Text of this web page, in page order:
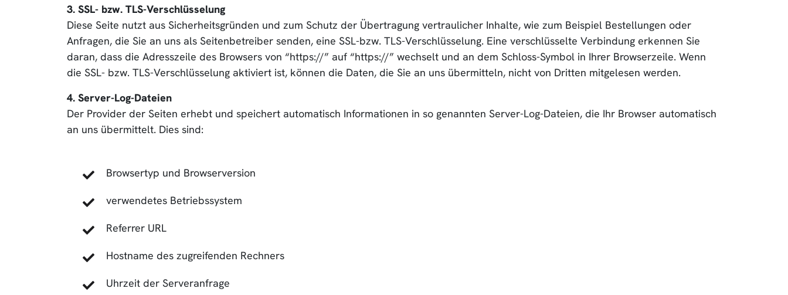
3. SSL- bzw. TLS-Verschlüsselung
Diese Seite nutzt aus Sicherheitsgründen und zum Schutz der Übertragung vertraulicher Inhalte, wie zum Beispiel Bestellungen oder
Anfragen, die Sie an uns als Seitenbetreiber senden, eine SSL-bzw. TLS-Verschlüsselung. Eine verschlüsselte Verbindung erkennen Sie
daran, dass die Adresszeile des Browsers von “https://” auf “https://” wechselt und an dem Schloss-Symbol in Ihrer Browserzeile. Wenn
die SSL- bzw. TLS-Verschlüsselung aktiviert ist, können die Daten, die Sie an uns übermitteln, nicht von Dritten mitgelesen werden.
4. Server-Log-Dateien
Der Provider der Seiten erhebt und speichert automatisch Informationen in so genannten Server-Log-Dateien, die Ihr Browser automatisch
an uns übermittelt. Dies sind:
Browsertyp und Browserversion
verwendetes Betriebssystem
Referrer URL
Hostname des zugreifenden Rechners
Uhrzeit der Serveranfrage